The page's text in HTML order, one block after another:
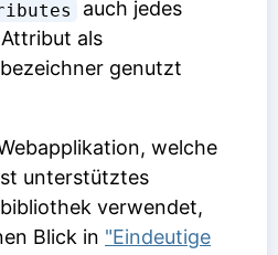
auch jedes
als
genutzt
welche
unterstütztes
verwendet,
Blick in "Eindeutige